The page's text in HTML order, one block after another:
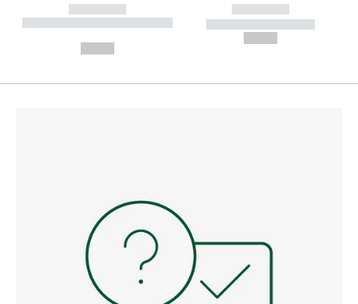
------------
----------- ----------- --------
------------
----------- -----------